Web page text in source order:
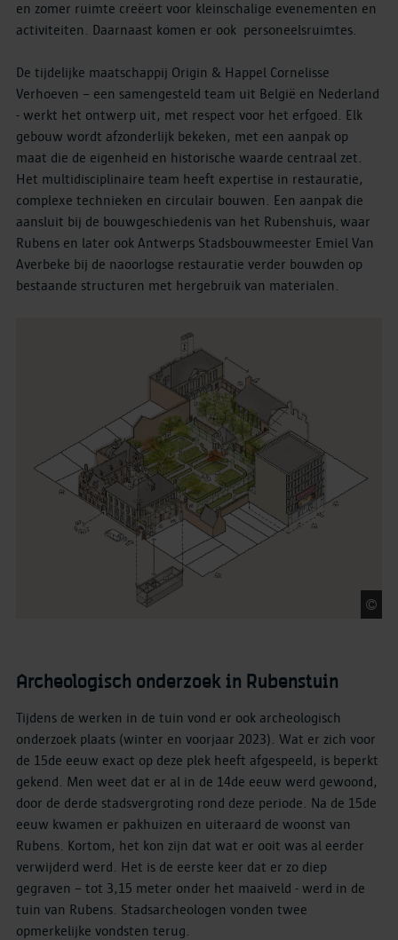
en zomer ruimte creëert voor kleinschalige evenementen en
activiteiten. Daarnaast komen er ook ​ personeelsruimtes.
De tijdelijke maatschappij Origin & Happel Cornelisse
Verhoeven – een samengesteld team uit België en Nederland
- werkt het ontwerp uit, met respect voor het erfgoed. Elk
gebouw wordt afzonderlijk bekeken, met een aanpak op
maat die de eigenheid en historische waarde centraal zet.
Het multidisciplinaire team heeft expertise in restauratie,
complexe technieken en circulair bouwen. Een aanpak die
aansluit bij de bouwgeschiedenis van het Rubenshuis, waar
Rubens en later ook Antwerps Stadsbouwmeester Emiel Van
Averbeke bij de naoorlogse restauratie verder bouwden op
bestaande structuren met hergebruik van materialen.
Archeologisch onderzoek in Rubenstuin
Tijdens de werken in de tuin vond er ook archeologisch
onderzoek plaats (winter en voorjaar 2023). Wat er zich voor
de 15de eeuw exact op deze plek heeft afgespeeld, is beperkt
gekend. Men weet dat er al in de 14de eeuw werd gewoond,
door de derde stadsvergroting rond deze periode. Na de 15de
eeuw kwamen er pakhuizen en uiteraard de woonst van
Rubens. Kortom, het kon zijn dat wat er ooit was al eerder
verwijderd werd. Het is de eerste keer dat er zo diep
gegraven – tot 3,15 meter onder het maaiveld - werd in de
tuin van Rubens. Stadsarcheologen vonden twee
opmerkelijke vondsten terug.